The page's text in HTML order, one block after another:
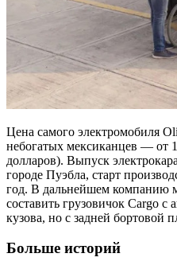
Цена самого электромобиля
небогатых мексиканцев — от
долларов). Выпуск
городе Пуэбла, старт
год. В дальнейшем компанию
составить грузовичок Cargo
кузова, но с задней бортовой
Больше историй